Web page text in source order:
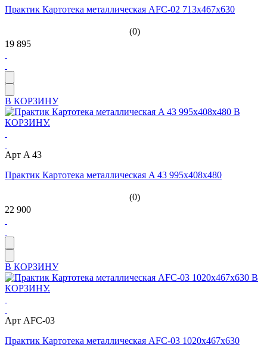
Практик Картотека металлическая AFC-02 713x467x630
(0)
19 895
В КОРЗИНУ
Арт A 43
Практик Картотека металлическая A 43 995x408x480
(0)
22 900
В КОРЗИНУ
Арт AFC-03
Практик Картотека металлическая AFC-03 1020x467x630